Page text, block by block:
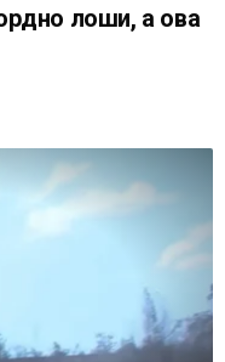
лоши, а ова